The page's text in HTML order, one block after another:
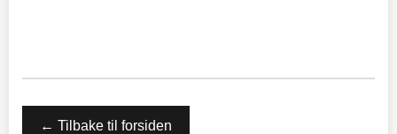
← Tilbake til forsiden